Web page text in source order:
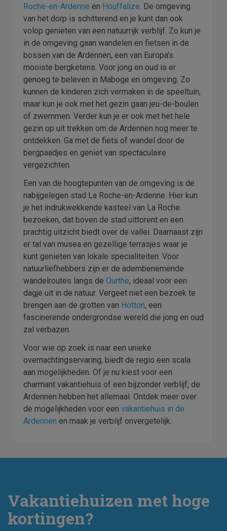
Roche-en-Ardenne en Houffalize. De omgeving
van het dorp is schitterend en je kunt dan ook
volop genieten van een natuurrijk verblijf. Zo kun je
in de omgeving gaan wandelen en fietsen in de
bossen van de Ardennen, een van Europa's
mooiste bergketens. Voor jong en oud is er
genoeg te beleven in Maboge en omgeving. Zo
kunnen de kinderen zich vermaken in de speeltuin,
maar kun je ook met het gezin gaan jeu-de-boulen
of zwemmen. Verder kun je er ook met het hele
gezin op uit trekken om de Ardennen nog meer te
ontdekken. Ga met de fiets of wandel door de
bergpaadjes en geniet van spectaculaire
vergezichten.
Een van de hoogtepunten van de omgeving is de
nabijgelegen stad La Roche-en-Ardenne. Hier kun
je het indrukwekkende kasteel van La Roche
bezoeken, dat boven de stad uittorent en een
prachtig uitzicht biedt over de vallei. Daarnaast zijn
er tal van musea en gezellige terrasjes waar je
kunt genieten van lokale specialiteiten. Voor
natuurliefhebbers zijn er de adembenemende
wandelroutes langs de Ourthe, ideaal voor een
dagje uit in de natuur. Vergeet niet een bezoek te
brengen aan de grotten van Hotton, een
fascinerende ondergrondse wereld die jong en oud
zal verbazen.
Voor wie op zoek is naar een unieke
overnachtingservaring, biedt de regio een scala
aan mogelijkheden. Of je nu kiest voor een
charmant vakantiehuis of een bijzonder verblijf, de
Ardennen hebben het allemaal. Ontdek meer over
de mogelijkheden voor een vakantiehuis in de
Ardennen en maak je verblijf onvergetelijk.
Vakantiehuizen met hoge
kortingen?